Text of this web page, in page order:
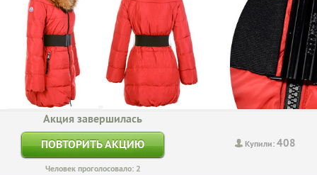
Купили:408
Акция завершилась
ПОВТОРИТЬ АКЦИЮ
Человек проголосовало: 2